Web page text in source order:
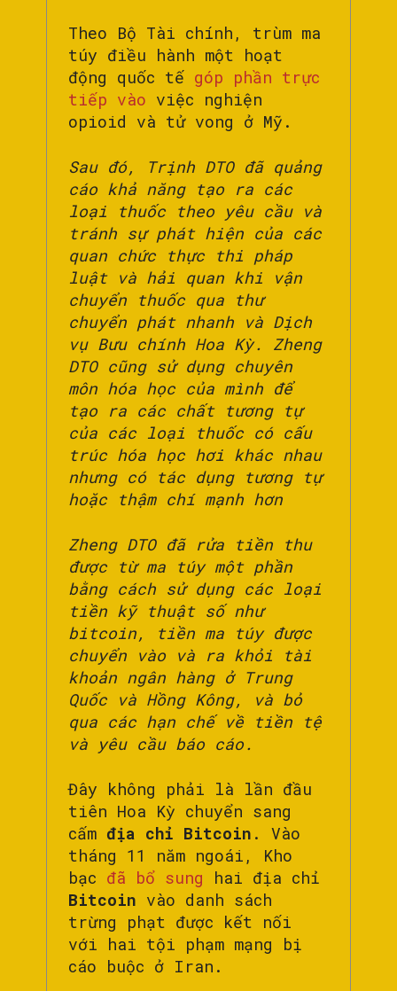
Theo Bộ Tài chính, trùm ma
túy điều hành một hoạt
động quốc tế góp phần trực
tiếp vào việc nghiện
opioid và tử vong ở Mỹ.
Sau đó, Trịnh DTO đã quảng
cáo khả năng tạo ra các
loại thuốc theo yêu cầu và
tránh sự phát hiện của các
quan chức thực thi pháp
luật và hải quan khi vận
chuyển thuốc qua thư
chuyển phát nhanh và Dịch
vụ Bưu chính Hoa Kỳ. Zheng
DTO cũng sử dụng chuyên
môn hóa học của mình để
tạo ra các chất tương tự
của các loại thuốc có cấu
trúc hóa học hơi khác nhau
nhưng có tác dụng tương tự
hoặc thậm chí mạnh hơn
Zheng DTO đã rửa tiền thu
được từ ma túy một phần
bằng cách sử dụng các loại
tiền kỹ thuật số như
bitcoin, tiền ma túy được
chuyển vào và ra khỏi tài
khoản ngân hàng ở Trung
Quốc và Hồng Kông, và bỏ
qua các hạn chế về tiền tệ
và yêu cầu báo cáo.
Đây không phải là lần đầu
tiên Hoa Kỳ chuyển sang
cấm địa chỉ Bitcoin . Vào
tháng 11 năm ngoái, Kho
bạc đã bổ sung hai địa chỉ
Bitcoin vào danh sách
trừng phạt được kết nối
với hai tội phạm mạng bị
cáo buộc ở Iran.